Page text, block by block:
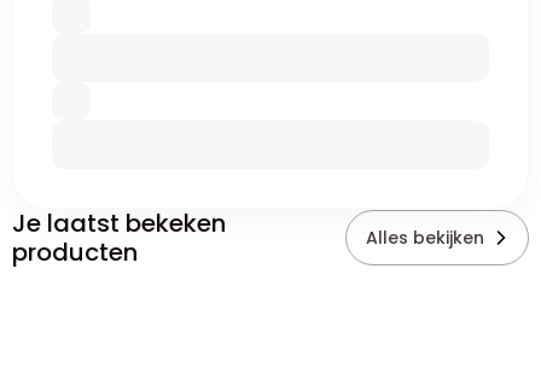
Je laatst bekeken
producten
Alles bekijken